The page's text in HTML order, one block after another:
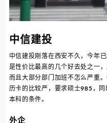
中信建投
中信建投刚落在西安不久，今年
是性价比最高的几个好去处之一
而且大部分部门加班不怎么严重
历卡的比较严，要求硕士985，
本科的条件。
外企